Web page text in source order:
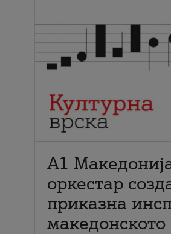
А1
оркестар
приказна
македонското